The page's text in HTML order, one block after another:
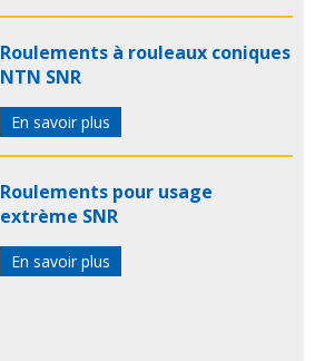
Roulements à rouleaux coniques
NTN SNR
En savoir plus
Roulements pour usage
extrème SNR
En savoir plus